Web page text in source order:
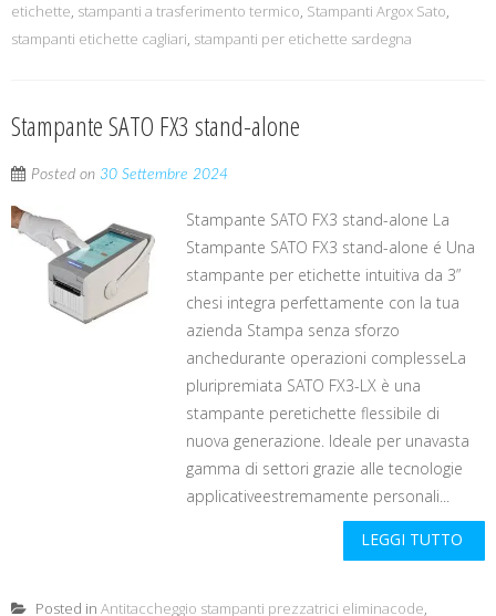
etichette, stampanti a trasferimento termico, Stampanti Argox Sato,
stampanti etichette cagliari, stampanti per etichette sardegna
Stampante SATO FX3 stand-alone
Posted on 30 Settembre 2024
Stampante SATO FX3 stand-alone La
Stampante SATO FX3 stand-alone é Una
stampante per etichette intuitiva da 3”
chesi integra perfettamente con la tua
azienda Stampa senza sforzo
anchedurante operazioni complesseLa
pluripremiata SATO FX3-LX è una
stampante peretichette flessibile di
nuova generazione. Ideale per unavasta
gamma di settori grazie alle tecnologie
applicativeestremamente personali...
LEGGI TUTTO
Posted in Antitaccheggio stampanti prezzatrici eliminacode,